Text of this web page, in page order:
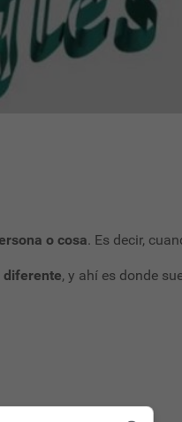
o cosa. Es decir,
diferente, y ahí es donde